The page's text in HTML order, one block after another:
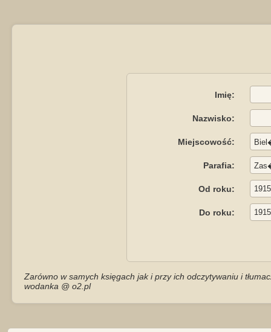
Imię:
Nazwisko:
Miejscowość:
Parafia:
Od roku:
Do roku:
Zarówno w samych księgach jak i przy ich odczytywaniu i
wodanka @ o2.pl